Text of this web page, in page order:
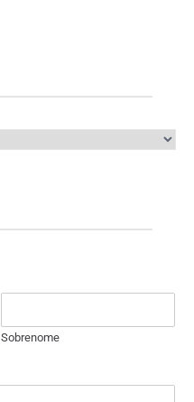
Sobrenome